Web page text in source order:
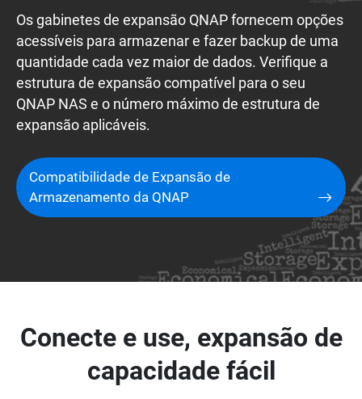
Os gabinetes de expansão QNAP fornecem opções
acessíveis para armazenar e fazer backup de uma
quantidade cada vez maior de dados. Verifique a
estrutura de expansão compatível para o seu
QNAP NAS e o número máximo de estrutura de
expansão aplicáveis.
Compatibilidade de Expansão de
Armazenamento da QNAP
Conecte e use, expansão de
capacidade fácil